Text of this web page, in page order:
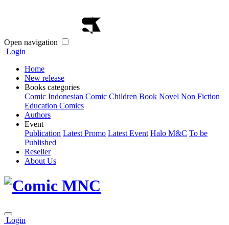
Open navigation
Login
Home
New release
Books categories
Comic Indonesian Comic Children Book Novel Non Fiction
Education Comics
Authors
Event
Publication Latest Promo Latest Event Halo M&C To be
Published
Reseller
About Us
Login